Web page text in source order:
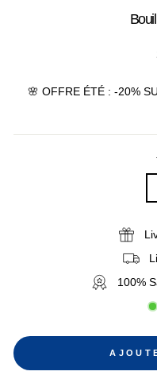
🌸 OFFRE ÉTÉ : -20%
100%